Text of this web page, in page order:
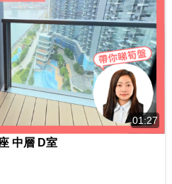
01:27
中層 D室